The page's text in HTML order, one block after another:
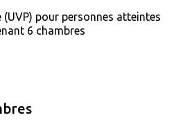
(UVP) pour personnes atteintes
6 chambres